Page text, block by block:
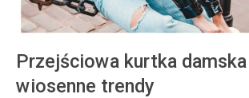
Przejściowa kurtka
wiosenne trendy